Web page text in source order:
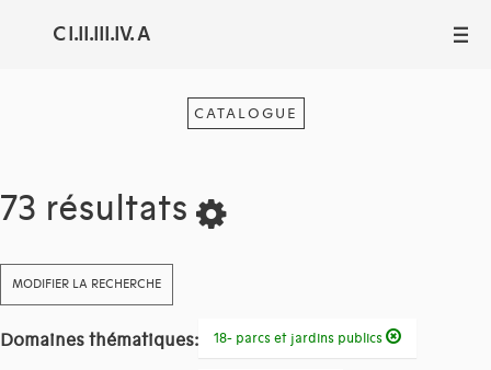
C I.II.III.IV. A III
CATALOGUE
73 résultats
MODIFIER LA RECHERCHE
Domaines thématiques: 18- parcs et jardins publics